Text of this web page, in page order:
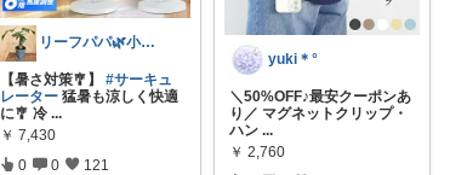
リーフパパ🌿小学2年生女の子のパパ
【暑さ対策🎐】#サーキュ
レーター 猛暑も涼しく快適
に🎐 冷 ...
￥ 7,430
0 0 121
yuki＊°
＼50%OFF♪最安クーポンあ
り／ マグネットクリップ・
ハン ...
￥ 2,760